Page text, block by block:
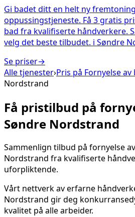
Gi badet ditt en helt ny
oppussingstjeneste. Få 3 gratis
bad fra kvalifiserte håndverkere.
velg det beste tilbudet. i Søndre
Se priser→
Alle tjenester›Pris på Fornyelse av
Nordstrand
Få pristilbud på
Søndre Nordstrand
Sammenlign tilbud på fornyelse
Nordstrand fra kvalifiserte
uforpliktende.
Vårt nettverk av erfarne
Nordstrand gir deg
kvalitet på alle arbeider.